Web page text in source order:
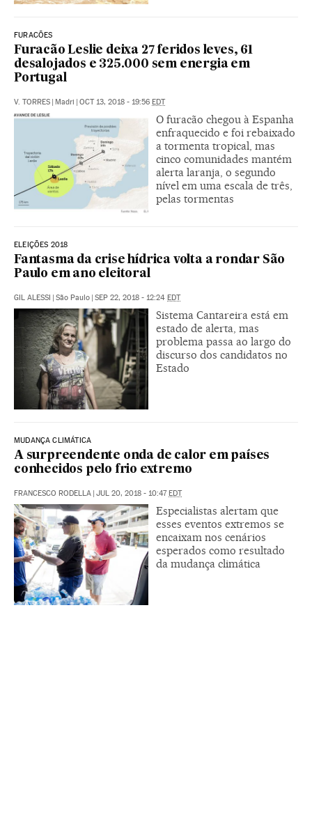
FURACÕES
Furacão Leslie deixa 27 feridos leves, 61
desalojados e 325.000 sem energia em
Portugal
V. TORRES | Madri | OCT 13, 2018 - 19:56 EDT
O furacão chegou à Espanha
enfraquecido e foi rebaixado
a tormenta tropical, mas
cinco comunidades mantém
alerta laranja, o segundo
nível em uma escala de três,
pelas tormentas
ELEIÇÕES 2018
Fantasma da crise hídrica volta a rondar São
Paulo em ano eleitoral
GIL ALESSI | São Paulo | SEP 22, 2018 - 12:24 EDT
Sistema Cantareira está em
estado de alerta, mas
problema passa ao largo do
discurso dos candidatos no
Estado
MUDANÇA CLIMÁTICA
A surpreendente onda de calor em países
conhecidos pelo frio extremo
FRANCESCO RODELLA | JUL 20, 2018 - 10:47EDT
Especialistas alertam que
esses eventos extremos se
encaixam nos cenários
esperados como resultado
da mudança climática